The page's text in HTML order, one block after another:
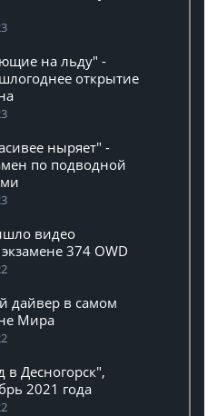
на льду" -
открытие
ныряет" -
по подводной
видео
374 OWD
дайвер в самом
Мира
Десногорск",
2021 года